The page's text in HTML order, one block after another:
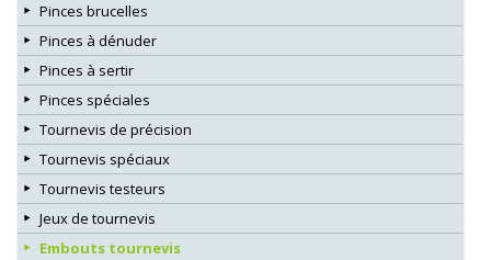
Pinces brucelles
Pinces à dénuder
Pinces à sertir
Pinces spéciales
Tournevis de précision
Tournevis spéciaux
Tournevis testeurs
Jeux de tournevis
Embouts tournevis